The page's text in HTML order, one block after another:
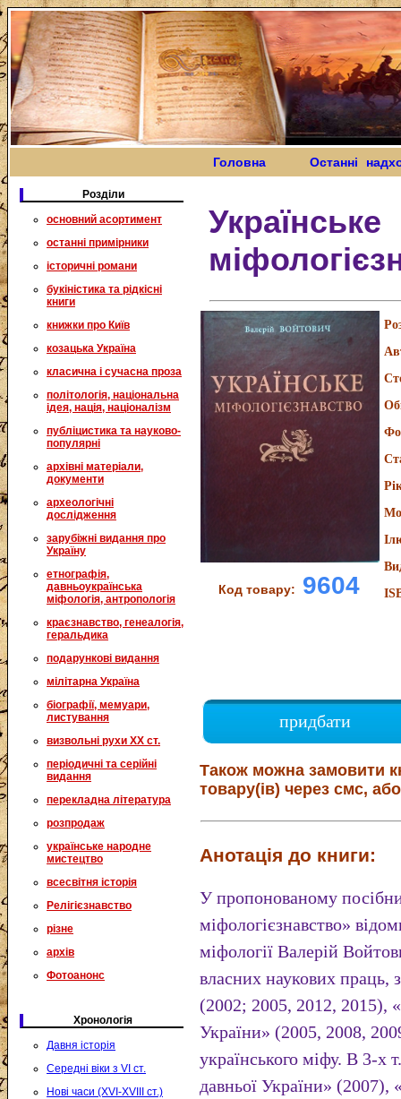
Головна Останні
Розділи
основний асортимент
останні примірники
історичні романи
букіністика та рідкісні
книги
книжки про Київ
козацька Україна
класична і сучасна проза
політологія, національна
ідея, нація, націоналізм
публіцистика та науково-
популярні
архівні матеріали,
документи
археологічні
дослідження
зарубіжні видання про
Україну
етнографія,
давньоукраїнська
міфологія, антропологія
краєзнавство, генеалогія,
геральдика
подарункові видання
мілітарна Україна
біографії, мемуари,
листування
визвольні рухи XX ст.
періодичні та серійні
видання
перекладна література
розпродаж
українське народне
мистецтво
всесвітня історія
Релігієзнавство
різне
архів
Фотоанонс
Хронологія
Давня історія
Середні віки з VI ст.
Нові часи (XVI-XVIII ст.)
Українське
Код товару: 9604
придбати
Також можна замовити
товару(ів) через смс,
Анотація до книги:
У пропонованому
міфологієзнавство»
міфології Валерій
власних наукових праць,
(2002; 2005, 2012, 2015),
України» (2005, 2008,
українського міфу. В 3-х
давньої України» (2007),